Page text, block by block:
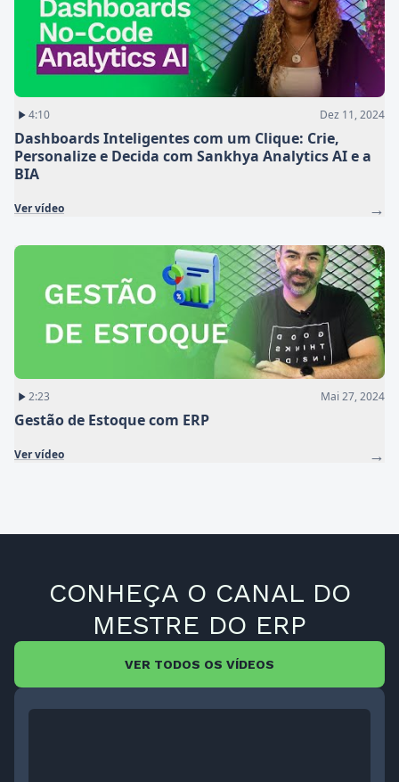
4:10 Dez 11, 2024
Dashboards Inteligentes com um Clique: Crie,
Personalize e Decida com Sankhya Analytics AI e a
BIA
Ver vídeo →
2:23 Mai 27, 2024
Gestão de Estoque com ERP
Ver vídeo →
CONHEÇA O CANAL DO
MESTRE DO ERP
VER TODOS OS VÍDEOS